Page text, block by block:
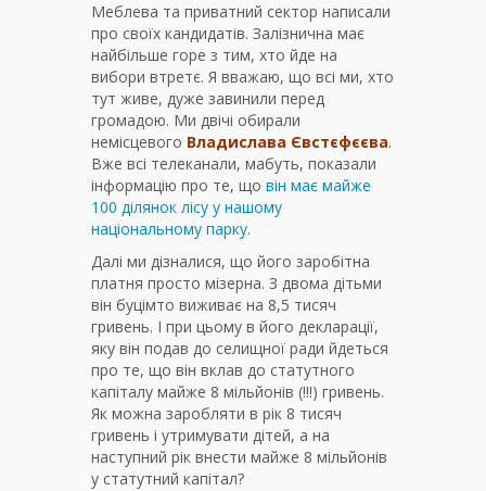
Меблева та приватний сектор написали
про своїх кандидатів. Залізнична має
найбільше горе з тим, хто йде на
вибори втретє. Я вважаю, що всі ми, хто
тут живе, дуже завинили перед
громадою. Ми двічі обирали
немісцевого Владислава Євстєфєєва.
Вже всі телеканали, мабуть, показали
інформацію про те, що він має майже
100 ділянок лісу у нашому
національному парку.
Далі ми дізналися, що його заробітна
платня просто мізерна. З двома дітьми
він буцімто виживає на 8,5 тисяч
гривень. І при цьому в його декларації,
яку він подав до селищної ради йдеться
про те, що він вклав до статутного
капіталу майже 8 мільйонів (!!!) гривень.
Як можна заробляти в рік 8 тисяч
гривень і утримувати дітей, а на
наступний рік внести майже 8 мільйонів
у статутний капітал?